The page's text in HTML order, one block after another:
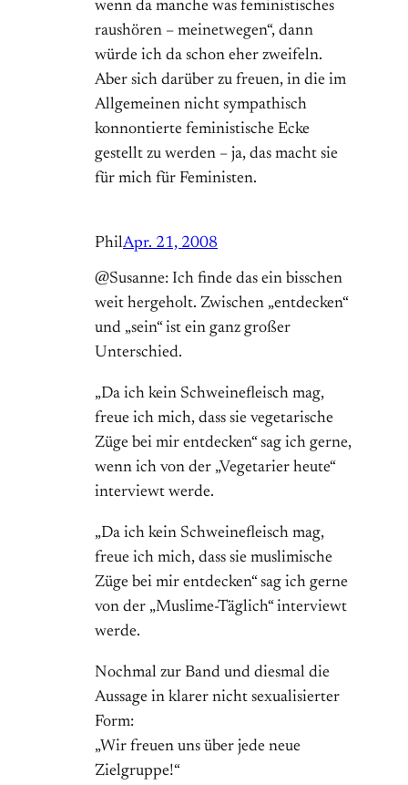
wenn da manche was feministisches
raushören – meinetwegen“, dann
würde ich da schon eher zweifeln.
Aber sich darüber zu freuen, in die im
Allgemeinen nicht sympathisch
konnontierte feministische Ecke
gestellt zu werden – ja, das macht sie
für mich für Feministen.
PhilApr. 21, 2008
@Susanne: Ich finde das ein bisschen
weit hergeholt. Zwischen „entdecken“
und „sein“ ist ein ganz großer
Unterschied.
„Da ich kein Schweinefleisch mag,
freue ich mich, dass sie vegetarische
Züge bei mir entdecken“ sag ich gerne,
wenn ich von der „Vegetarier heute“
interviewt werde.
„Da ich kein Schweinefleisch mag,
freue ich mich, dass sie muslimische
Züge bei mir entdecken“ sag ich gerne
von der „Muslime-Täglich“ interviewt
werde.
Nochmal zur Band und diesmal die
Aussage in klarer nicht sexualisierter
Form:
„Wir freuen uns über jede neue
Zielgruppe!“